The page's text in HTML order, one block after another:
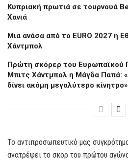
Kυπριακή πρωτιά σε τουρνουά
Χανιά
Μια ανάσα από το EURO 2027 η
Χάντμπολ
Πρώτη σκόρερ του Ευρωπαϊκού
Μπιτς Χάντμπολ η Μάγδα Παπά:
δίνει ακόμη μεγαλύτερο κίνητρο»
Το αντιπροσωπευτικό μας
ανατρέψει το σκορ του πρώτου